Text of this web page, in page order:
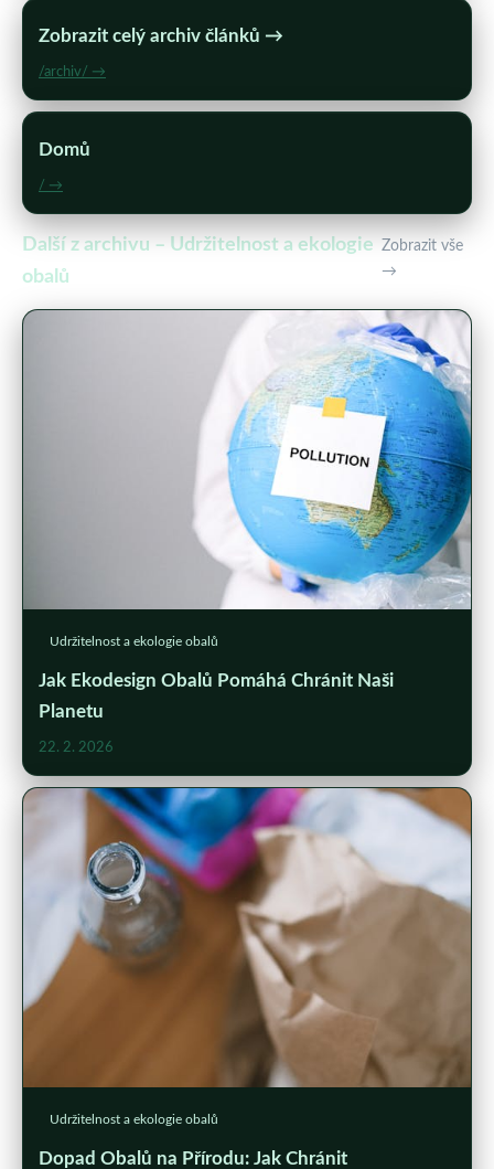
Zobrazit celý archiv článků →
/archiv/ →
Domů
/ →
Další z archivu – Udržitelnost a ekologie
obalů
Zobrazit vše
→
Udržitelnost a ekologie obalů
Jak Ekodesign Obalů Pomáhá Chránit Naši
Planetu
22. 2. 2026
Udržitelnost a ekologie obalů
Dopad Obalů na Přírodu: Jak Chránit